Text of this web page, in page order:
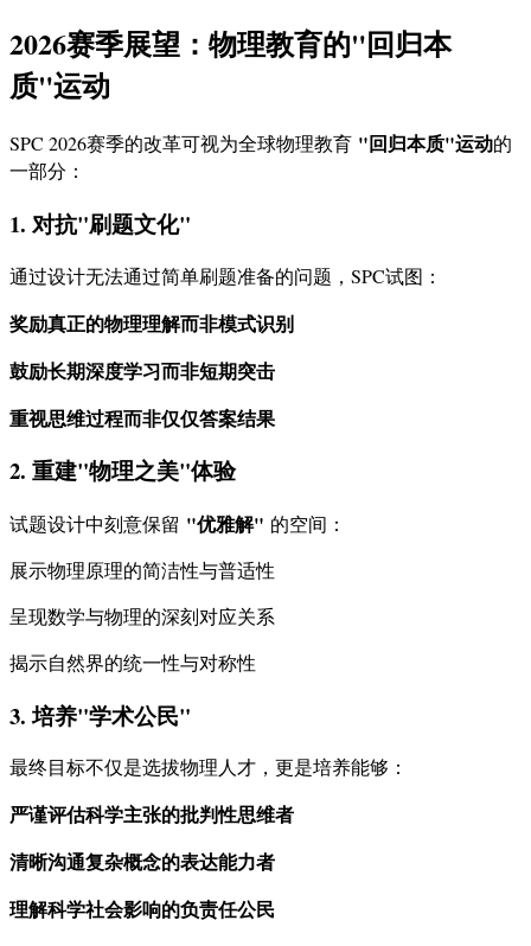
2026赛季展望：物理教育的"回归本
质"运动
SPC 2026赛季的改革可视为全球物理教育 "回归本质"运动的
一部分：
1. 对抗"刷题文化"
通过设计无法通过简单刷题准备的问题，SPC试图：
奖励真正的物理理解而非模式识别
鼓励长期深度学习而非短期突击
重视思维过程而非仅仅答案结果
2. 重建"物理之美"体验
试题设计中刻意保留 "优雅解" 的空间：
展示物理原理的简洁性与普适性
呈现数学与物理的深刻对应关系
揭示自然界的统一性与对称性
3. 培养"学术公民"
最终目标不仅是选拔物理人才，更是培养能够：
严谨评估科学主张的批判性思维者
清晰沟通复杂概念的表达能力者
理解科学社会影响的负责任公民